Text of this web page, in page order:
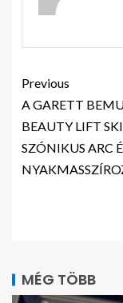
Previous
A GARETT
BEAUTY LIFT
SZÓNIKUS ARC
MÉG TÖBB